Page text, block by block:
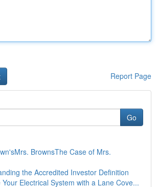
Report Page
Go
BrownsThe Case of Mrs.
the Accredited Investor Definition
Your Electrical System with a Lane Cove...